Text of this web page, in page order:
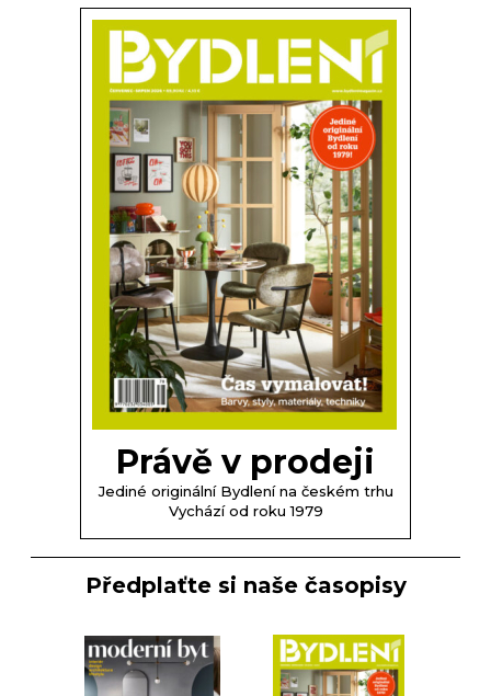
Právě v prodeji
Jediné originální Bydlení na českém trhu
Vychází od roku 1979
Předplaťte si naše časopisy